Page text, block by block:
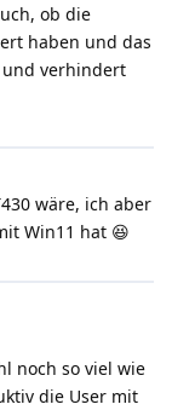
ob die
haben und das
und verhindert
wäre, ich aber
Win11 hat 😆
noch so viel wie
die User mit